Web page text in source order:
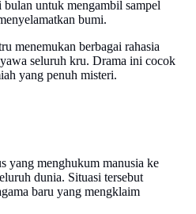
untuk mengambil sampel
bumi.
menemukan berbagai rahasia
seluruh kru. Drama ini cocok
yang penuh misteri.
yang menghukum manusia ke
dunia. Situasi tersebut
baru yang mengklaim